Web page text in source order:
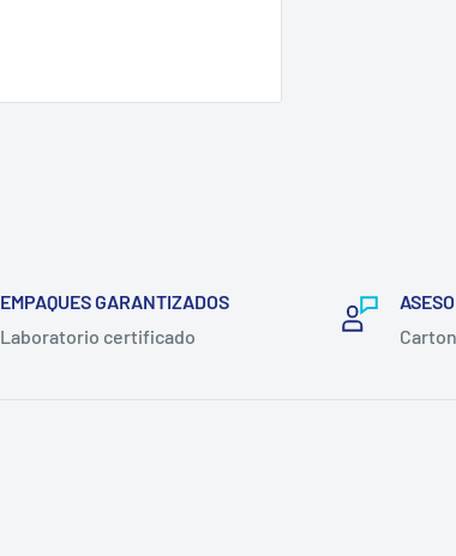
EMPAQUES GARANTIZADOS
Laboratorio certificado